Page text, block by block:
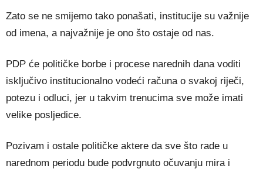
Zato se ne smijemo tako ponašati, institucije su važnije
od imena, a najvažnije je ono što ostaje od nas.
PDP će političke borbe i procese narednih dana voditi
isključivo institucionalno vodeći računa o svakoj riječi,
potezu i odluci, jer u takvim trenucima sve može imati
velike posljedice.
Pozivam i ostale političke aktere da sve što rade u
narednom periodu bude podvrgnuto očuvanju mira i